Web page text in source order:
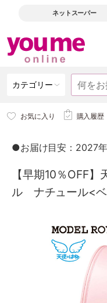
ネットスーパー
カテゴリー
お気に入り 購入履歴
●お届け目安：2027
【早期10％OFF
ル ナチュール<